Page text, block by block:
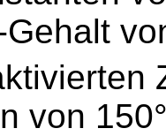
Gehalt
von